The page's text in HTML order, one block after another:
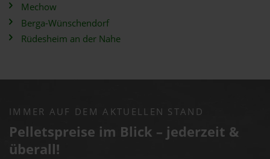
Mechow
Berga-Wünschendorf
Rüdesheim an der Nahe
IMMER AUF DEM AKTUELLEN STAND
Pelletspreise im Blick – jederzeit &
überall!